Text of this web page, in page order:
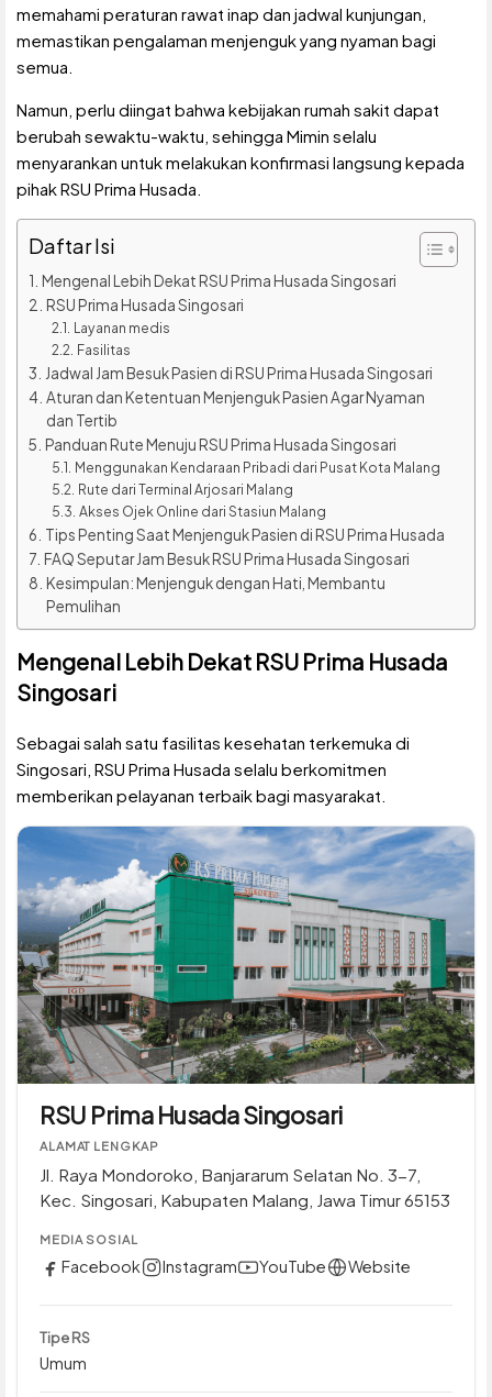
memahami peraturan rawat inap dan jadwal kunjungan,
memastikan pengalaman menjenguk yang nyaman bagi
semua.
Namun, perlu diingat bahwa kebijakan rumah sakit dapat
berubah sewaktu-waktu, sehingga Mimin selalu
menyarankan untuk melakukan konfirmasi langsung kepada
pihak RSU Prima Husada.
Daftar Isi
Mengenal Lebih Dekat RSU Prima Husada Singosari
RSU Prima Husada Singosari
Layanan medis
Fasilitas
Jadwal Jam Besuk Pasien di RSU Prima Husada Singosari
Aturan dan Ketentuan Menjenguk Pasien Agar Nyaman
dan Tertib
Panduan Rute Menuju RSU Prima Husada Singosari
Menggunakan Kendaraan Pribadi dari Pusat Kota Malang
Rute dari Terminal Arjosari Malang
Akses Ojek Online dari Stasiun Malang
Tips Penting Saat Menjenguk Pasien di RSU Prima Husada
FAQ Seputar Jam Besuk RSU Prima Husada Singosari
Kesimpulan: Menjenguk dengan Hati, Membantu
Pemulihan
Mengenal Lebih Dekat RSU Prima Husada
Singosari
Sebagai salah satu fasilitas kesehatan terkemuka di
Singosari, RSU Prima Husada selalu berkomitmen
memberikan pelayanan terbaik bagi masyarakat.
RSU Prima Husada Singosari
ALAMAT LENGKAP
Jl. Raya Mondoroko, Banjararum Selatan No. 3-7,
Kec. Singosari, Kabupaten Malang, Jawa Timur 65153
MEDIA SOSIAL
Facebook Instagram YouTube Website
Tipe RS
Umum